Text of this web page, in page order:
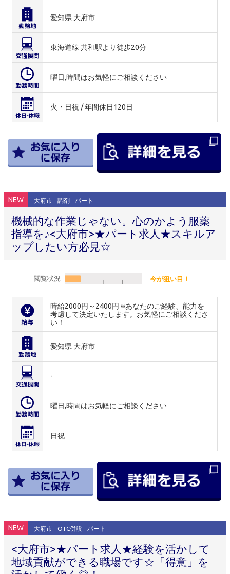
愛知県 大府市
東海道線 共和駅より徒歩20分
曜日,時間はお気軽にご相談ください
火・日祝 / 年間休日120日
NEW 大府市 調剤 パート
機械的な作業じゃない。心のかよう服薬
指導を♪<大府市>★パート求人★スキルア
ップしたい方必見☆
閲覧状況 今が狙い目！
時給2000円～2400円 ※あなたのご経験、能力を
考慮して決定いたします。お気軽にご相談くださ
い！
愛知県 大府市
-
曜日,時間はお気軽にご相談ください
日祝
NEW 大府市 OTC併設 パート
<大府市>★パート求人★経験を活かして
地域貢献ができる職場です☆「得意」を